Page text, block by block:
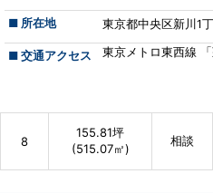
■ 所在地 東京都中央区新川1
■ 交通アクセス 東京メトロ東西線
8
155.81坪
(515.07㎡)
相談